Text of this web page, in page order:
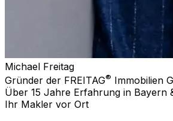
Michael Freitag
Gründer der FREITAG® Immobilien
Über 15 Jahre Erfahrung in Bayern
Ihr Makler vor Ort